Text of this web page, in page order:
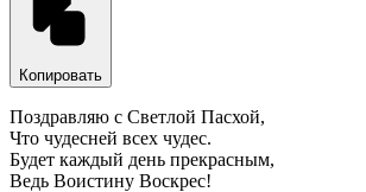
Копировать
Поздравляю с Светлой Пасхой,
Что чудесней всех чудес.
Будет каждый день прекрасным,
Ведь Воистину Воскрес!